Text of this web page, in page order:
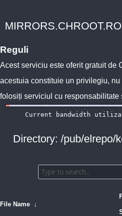
Reguli
Acest serviciu este oferit gratuit de
acestuia constituie un privilegiu, nu
folosiți serviciul cu responsabilitate
Directory: /pub/elrepo/
File Name ↓